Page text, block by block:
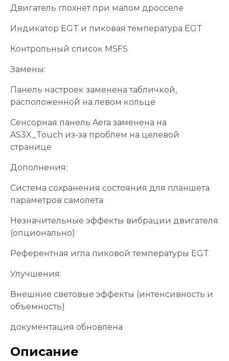
Двигатель глохнет при малом дросселе
Индикатор EGT и пиковая температура EGT
Контрольный список MSFS
Замены:
Панель настроек заменена табличкой,
расположенной на левом кольце
Сенсорная панель Aera заменена на
AS3X_Touch из-за проблем на целевой
странице
Дополнения:
Система сохранения состояния для планшета
параметров самолета
Незначительные эффекты вибрации двигателя
(опционально)
Референтная игла пиковой температуры EGT
Улучшения:
Внешние световые эффекты (интенсивность и
объемность)
документация обновлена
Описание